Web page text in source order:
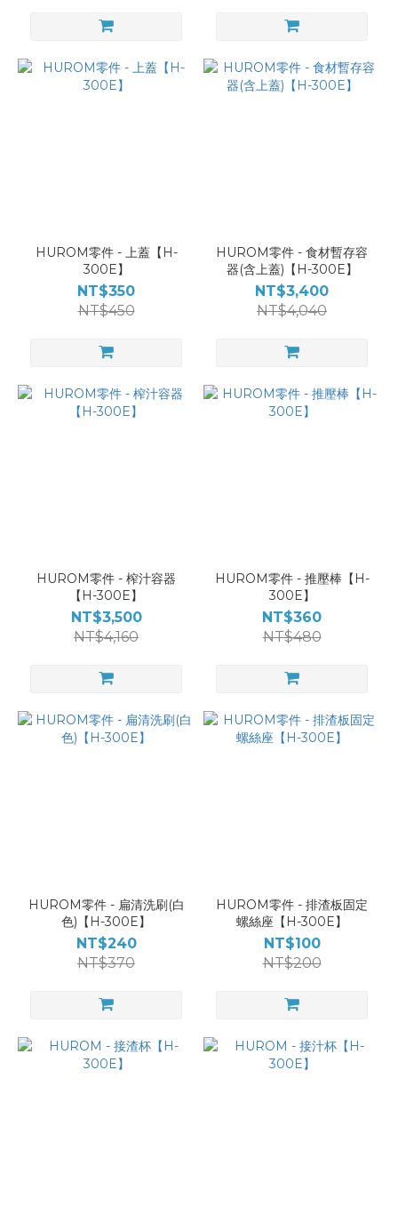
HUROM零件 - 上蓋【H-
300E】
NT$350
NT$450
HUROM零件 - 食材暫存容
器(含上蓋)【H-300E】
NT$3,400
NT$4,040
HUROM零件 - 榨汁容器
【H-300E】
NT$3,500
NT$4,160
HUROM零件 - 推壓棒【H-
300E】
NT$360
NT$480
HUROM零件 - 扁清洗刷(白
色)【H-300E】
NT$240
NT$370
HUROM零件 - 排渣板固定
螺絲座【H-300E】
NT$100
NT$200